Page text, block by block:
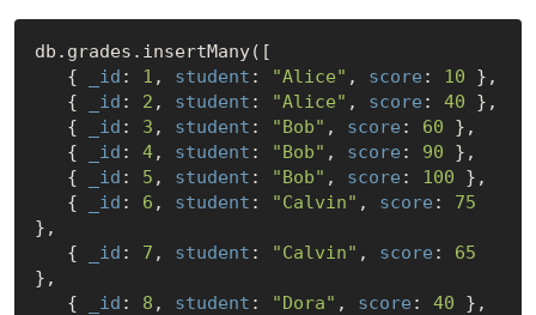
db.grades.insertMany([
   {
_id : 1 , student : "Alice" , score : 10 },
   {
_id : 2 , student : "Alice" , score : 40 },
   {
_id : 3 , student : "Bob" , score : 60 },
   {
_id : 4, student : "Bob" , score : 90 },
   {
_id : 5 , student : "Bob" , score : 100 },
   {
_id : 6 , student : "Calvin" , score : 75
},
   {
_id : 7 , student : "Calvin" , score : 65
},
   {
_id : 8 , student : "Dora" , score : 40 },